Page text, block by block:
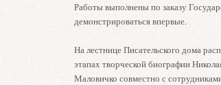
Работы выполнены по заказу
демонстрироваться впервые.
На лестнице Писательского дома
этапах творческой биографии
Маловичко совместно с